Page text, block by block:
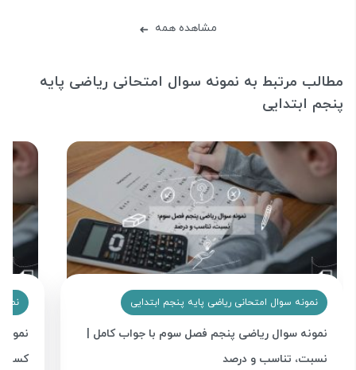
مشاهده همه ➜
مطالب مرتبط به نمونه سوال امتحانی ریاضی پایه
پنجم ابتدایی
نمونه سوال امتحانی ریاضی پایه پنجم ابتدایی
نمونه سوال ریاضی پنجم فصل سوم با جواب کامل |
نسبت، تناسب و درصد